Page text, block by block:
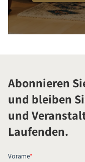
Abonnieren
und bleiben
und
Laufenden.